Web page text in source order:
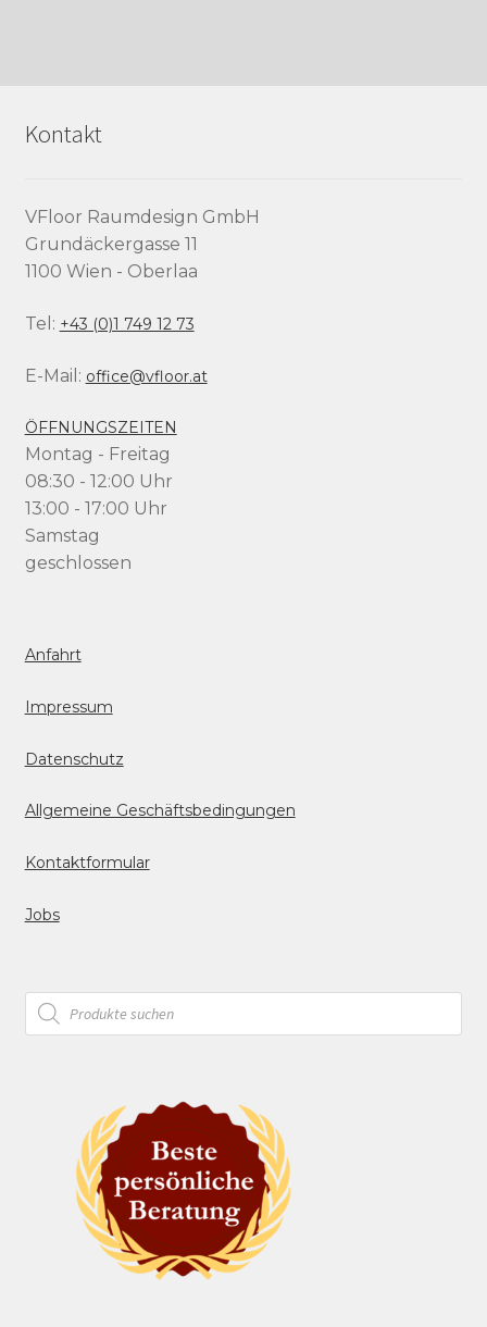
Kontakt
VFloor Raumdesign GmbH
Grundäckergasse 11
1100 Wien - Oberlaa
Tel: +43 (0)1 749 12 73
E-Mail: office@vfloor.at
ÖFFNUNGSZEITEN
Montag - Freitag
08:30 - 12:00 Uhr
13:00 - 17:00 Uhr
Samstag
geschlossen
Anfahrt
Impressum
Datenschutz
Allgemeine Geschäftsbedingungen
Kontaktformular
Jobs
Products
search